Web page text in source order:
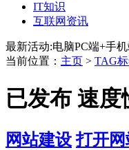
IT知识
互联网资讯
最新活动:电脑PC端+手
当前位置： 主页 > TAG
已发布 速
网站建设 打开